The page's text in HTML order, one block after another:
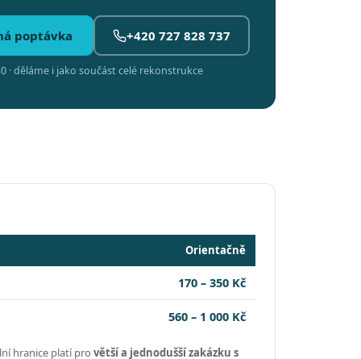
poptávka +420 727 828 737
· děláme i jako součást celé rekonstrukce
Orientačně
170 – 350 Kč
560 – 1 000 Kč
hranice platí pro větší a jednodušší zakázku s